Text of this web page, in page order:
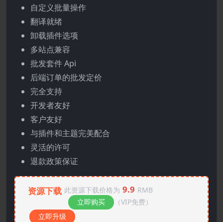
自定义批量操作
翻译就绪
卸载插件选项
多站点兼容
批发套件 Api
后端订单的批发定价
完全支持
开发者友好
客户友好
与插件和主题完美配合
灵活的许可
退款政策保证
资源下载 此资源下载价格为 9.9 RMB
立即购买
（VIP免费）
立即升级